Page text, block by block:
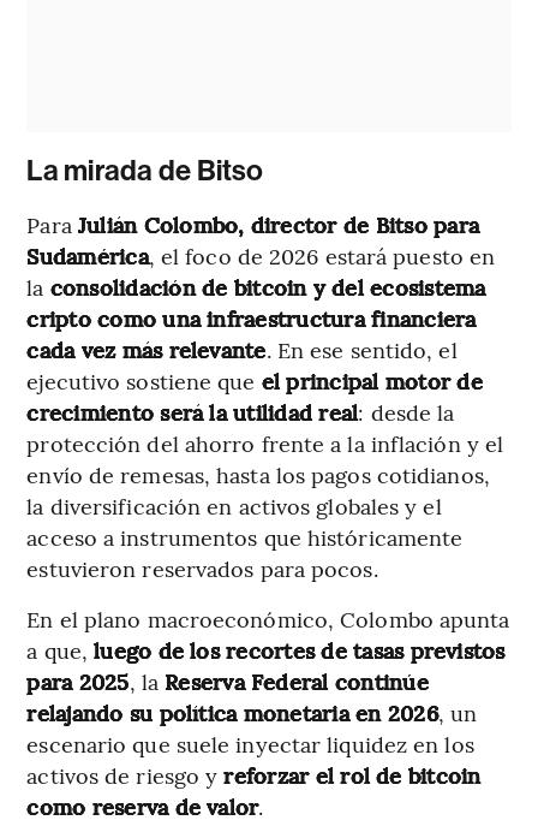
La mirada de Bitso
Para Julián Colombo, director de Bitso para
Sudamérica, el foco de 2026 estará puesto en
la consolidación de bitcoin y del ecosistema
cripto como una infraestructura financiera
cada vez más relevante. En ese sentido, el
ejecutivo sostiene que el principal motor de
crecimiento será la utilidad real: desde la
protección del ahorro frente a la inflación y el
envío de remesas, hasta los pagos cotidianos,
la diversificación en activos globales y el
acceso a instrumentos que históricamente
estuvieron reservados para pocos.
En el plano macroeconómico, Colombo apunta
a que,luego de los recortes de tasas previstos
para 2025, la Reserva Federal continúe
relajando su política monetaria en 2026, un
escenario que suele inyectar liquidez en los
activos de riesgo yreforzar el rol de bitcoin
como reserva de valor.